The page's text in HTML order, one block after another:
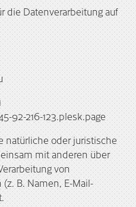
die Datenverarbeitung auf
92-216-123.plesk.page
natürliche oder juristische
mit anderen über
von
B. Namen, E-Mail-